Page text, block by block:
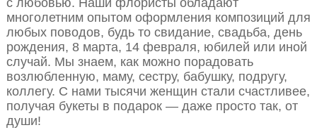
многолетним опытом оформления композиций для
любых поводов, будь то свидание, свадьба, день
рождения, 8 марта, 14 февраля, юбилей или иной
случай. Мы знаем, как можно порадовать
возлюбленную, маму, сестру, бабушку, подругу,
коллегу. С нами тысячи женщин стали счастливее,
получая букеты в подарок — даже просто так, от
души!